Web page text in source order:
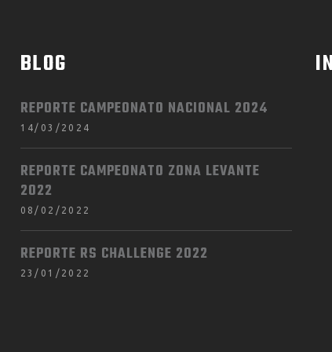
BLOG
REPORTE CAMPEONATO NACIONAL 2024
14/03/2024
REPORTE CAMPEONATO ZONA LEVANTE
2022
08/02/2022
REPORTE RS CHALLENGE 2022
23/01/2022